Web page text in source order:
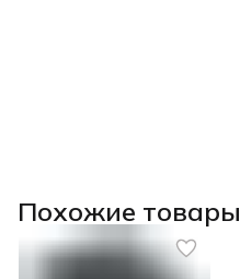
Похожие товары